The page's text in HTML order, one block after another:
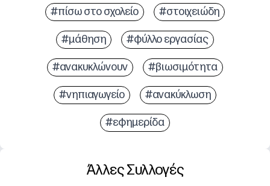
#πίσω στο σχολείο #στοιχειώδη
#μάθηση #φύλλο εργασίας
#ανακυκλώνουν #βιωσιμότητα
#νηπιαγωγείο #ανακύκλωση
#εφημερίδα
Άλλες Συλλογές